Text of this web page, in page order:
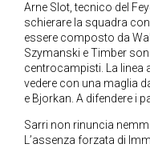
Arne Slot, tecnico del
schierare la squadra
essere composto da
Szymanski e Timber
centrocampisti. La linea
vedere con una maglia
e Bjorkan. A difendere i
Sarri non rinuncia
L’assenza forzata di